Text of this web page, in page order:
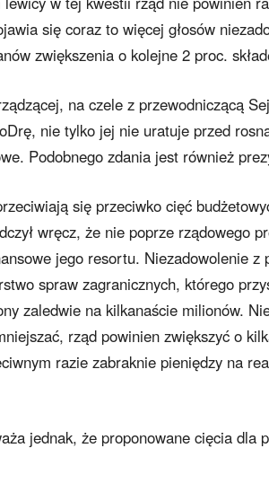
się coraz to więcej głosów
zwiększenia o kolejne 2 proc.
na czele z przewodniczącą
nie tylko jej nie uratuje przed
Podobnego zdania jest również
się przeciwko cięć
wręcz, że nie poprze rządowego
jego resortu. Niezadowolenie
spraw zagranicznych, którego
zaledwie na kilkanaście milionów.
rząd powinien zwiększyć o
razie zabraknie pieniędzy na
jednak, że proponowane cięcia dla